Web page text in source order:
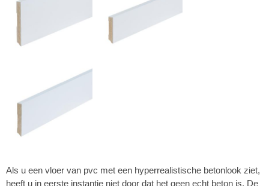
Als u een vloer van pvc met een hyperrealistische betonlook ziet,
heeft u in eerste instantie niet door dat het geen echt beton is. De